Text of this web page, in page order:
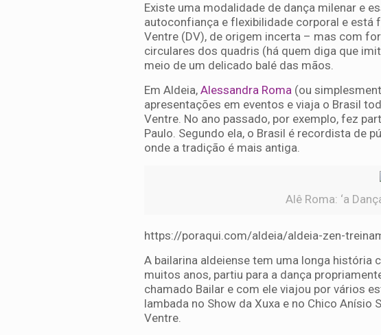
Existe uma modalidade de dança milenar e
autoconfiança e flexibilidade corporal e está
Ventre (DV), de origem incerta – mas com
circulares dos quadris (há quem diga que
meio de um delicado balé das mãos.
Em Aldeia, Alessandra Roma(ou
apresentações em eventos e viaja o Brasil
Ventre. No ano passado, por exemplo, fez
Paulo. Segundo ela, o Brasil é recordista de
onde a tradição é mais antiga.
Alê Roma: ‘a
https://poraqui.com/aldeia/aldeia-zen-
A bailarina aldeiense tem uma longa história
muitos anos, partiu para a dança
chamado Bailar e com ele viajou por vários
lambada no Show da Xuxa e no Chico Anísio
Ventre.